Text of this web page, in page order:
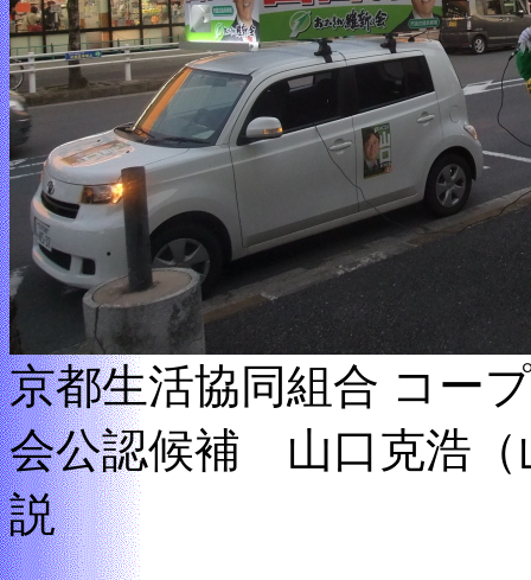
京都生活協同組合 コー
会公認候補 山口克浩（
説